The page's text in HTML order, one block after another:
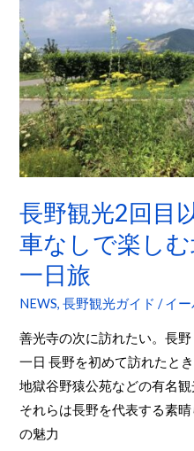
景
サ
イ
ク
リ
ン
グ
長野観光2回目
車なしで楽し
一日旅
NEWS,長野観光ガイド /イ
善光寺の次に訪れたい。長
一日 長野を初めて訪れたと
地獄谷野猿公苑などの有名観
それらは長野を代表する素
の魅力
2
回
目
以
降
に
お
す
め
｜
車
な